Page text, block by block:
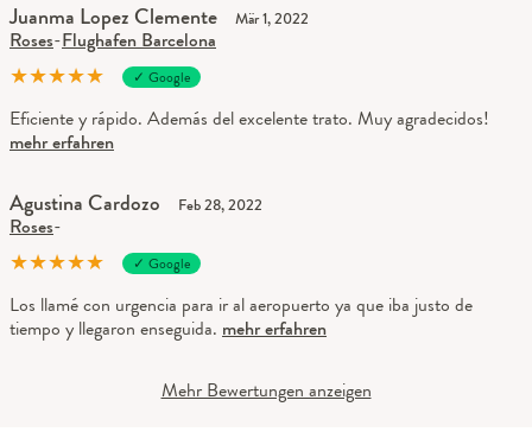
Juanma Lopez Clemente Mär 1, 2022
Roses-Flughafen Barcelona
★★★★★ ✓ Google
Eficiente y rápido. Además del excelente trato. Muy agradecidos!
mehr erfahren
Agustina Cardozo Feb 28, 2022
Roses-
★★★★★ ✓ Google
Los llamé con urgencia para ir al aeropuerto ya que iba justo de
tiempo y llegaron enseguida. mehr erfahren
Mehr Bewertungen anzeigen